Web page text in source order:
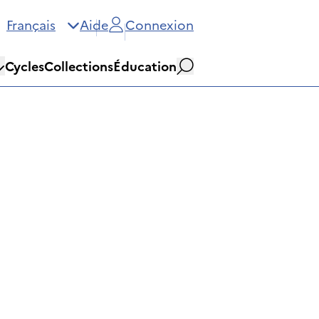
Français Aide Connexion
CyclesCollectionsÉducation
Rechercher